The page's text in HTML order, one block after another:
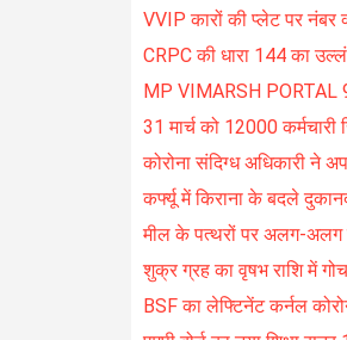
VVIP कारों की प्लेट पर नंबर
CRPC की धारा 144 का
MP VIMARSH
31 मार्च को 12000
कोरोना संदिग्ध अधिकारी ने
कर्फ्यू में किराना के बदले
मील के पत्थरों पर अलग-अलग
शुक्र ग्रह का वृषभ राशि में
BSF का लेफ्टिनेंट कर्नल